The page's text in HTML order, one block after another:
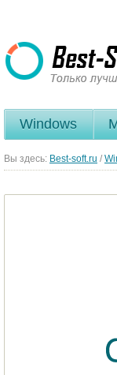
Windows
Вы здесь: Best-soft.ru /